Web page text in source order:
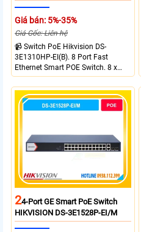
Giá bán: 5%-35%
Giá Gốc: Liên hệ
📹 Switch PoE Hikvision DS-
3E1310HP-EI(B). 8 Port Fast
Ethernet Smart POE Switch. 8 x
10/100M PoE Ports, 2 x Gigabit
Uplink Ports.
24-Port GE Smart PoE Switch
HIKVISION DS-3E1528P-EI/M